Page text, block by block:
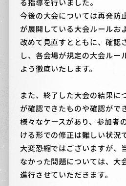
今後の大会については再発防
が展開している大会ルールお
改めて見直すとともに、確認
し、各会場が規定の大会ルー
よう徹底いたします。
また、終了した大会の結果に
が確認できたものや確認がで
様々なケースがあり、参加者
ける形での修正は難しい状況で
大変恐縮ではございますが、
なかった問題については、大
進行させていただきます。